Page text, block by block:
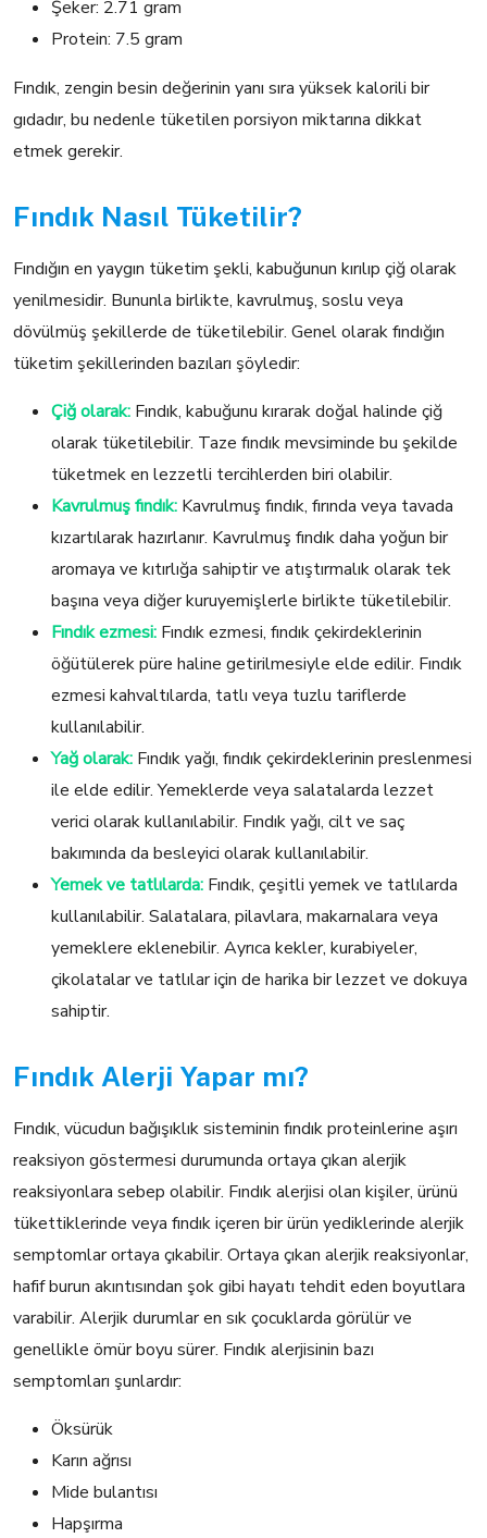
Şeker: 2.71 gram
Protein: 7.5 gram
Fındık, zengin besin değerinin yanı sıra yüksek kalorili bir
gıdadır, bu nedenle tüketilen porsiyon miktarına dikkat
etmek gerekir.
Fındık Nasıl Tüketilir?
Fındığın en yaygın tüketim şekli, kabuğunun kırılıp çiğ olarak
yenilmesidir. Bununla birlikte, kavrulmuş, soslu veya
dövülmüş şekillerde de tüketilebilir. Genel olarak fındığın
tüketim şekillerinden bazıları şöyledir:
Çiğ olarak: Fındık, kabuğunu kırarak doğal halinde çiğ
olarak tüketilebilir. Taze fındık mevsiminde bu şekilde
tüketmek en lezzetli tercihlerden biri olabilir.
Kavrulmuş fındık: Kavrulmuş fındık, fırında veya tavada
kızartılarak hazırlanır. Kavrulmuş fındık daha yoğun bir
aromaya ve kıtırlığa sahiptir ve atıştırmalık olarak tek
başına veya diğer kuruyemişlerle birlikte tüketilebilir.
Fındık ezmesi: Fındık ezmesi, fındık çekirdeklerinin
öğütülerek püre haline getirilmesiyle elde edilir. Fındık
ezmesi kahvaltılarda, tatlı veya tuzlu tariflerde
kullanılabilir.
Yağ olarak: Fındık yağı, fındık çekirdeklerinin preslenmesi
ile elde edilir. Yemeklerde veya salatalarda lezzet
verici olarak kullanılabilir. Fındık yağı, cilt ve saç
bakımında da besleyici olarak kullanılabilir.
Yemek ve tatlılarda: Fındık, çeşitli yemek ve tatlılarda
kullanılabilir. Salatalara, pilavlara, makarnalara veya
yemeklere eklenebilir. Ayrıca kekler, kurabiyeler,
çikolatalar ve tatlılar için de harika bir lezzet ve dokuya
sahiptir.
Fındık Alerji Yapar mı?
Fındık, vücudun bağışıklık sisteminin fındık proteinlerine aşırı
reaksiyon göstermesi durumunda ortaya çıkan alerjik
reaksiyonlara sebep olabilir. Fındık alerjisi olan kişiler, ürünü
tükettiklerinde veya fındık içeren bir ürün yediklerinde alerjik
semptomlar ortaya çıkabilir. Ortaya çıkan alerjik reaksiyonlar,
hafif burun akıntısından şok gibi hayatı tehdit eden boyutlara
varabilir. Alerjik durumlar en sık çocuklarda görülür ve
genellikle ömür boyu sürer. Fındık alerjisinin bazı
semptomları şunlardır:
Öksürük
Karın ağrısı
Mide bulantısı
Hapşırma